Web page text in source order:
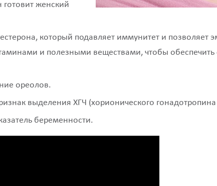
женский
который подавляет иммунитет и позволяет
и полезными веществами, чтобы
ореолов.
выделения ХГЧ (хорионического гонадотропина
беременности.